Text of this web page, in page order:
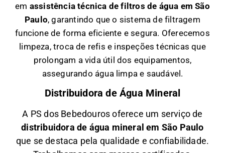
em assistência técnica de filtros de água em São
Paulo, garantindo que o sistema de filtragem
funcione de forma eficiente e segura. Oferecemos
limpeza, troca de refis e inspeções técnicas que
prolongam a vida útil dos equipamentos,
assegurando água limpa e saudável.
Distribuidora de Água Mineral
A PS dos Bebedouros oferece um serviço de
distribuidora de água mineral em São Paulo
que se destaca pela qualidade e confiabilidade.